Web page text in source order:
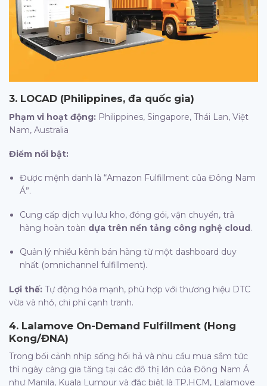
3. LOCAD (Philippines, đa quốc gia)
Phạm vi hoạt động: Philippines, Singapore, Thái Lan, Việt
Nam, Australia
Điểm nổi bật:
Được mệnh danh là “Amazon Fulfillment của Đông Nam
Á”.
Cung cấp dịch vụ lưu kho, đóng gói, vận chuyển, trả
hàng hoàn toàn dựa trên nền tảng công nghệ cloud.
Quản lý nhiều kênh bán hàng từ một dashboard duy
nhất (omnichannel fulfillment).
Lợi thế: Tự động hóa mạnh, phù hợp với thương hiệu DTC
vừa và nhỏ, chi phí cạnh tranh.
4. Lalamove On-Demand Fulfillment (Hong
Kong/ĐNA)
Trong bối cảnh nhịp sống hối hả và nhu cầu mua sắm tức
thì ngày càng gia tăng tại các đô thị lớn của Đông Nam Á
như Manila, Kuala Lumpur và đặc biệt là TP.HCM, Lalamove